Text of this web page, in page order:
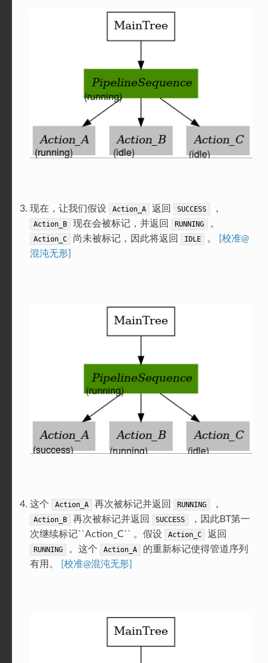
现在，让我们假设 Action_A 返回 SUCCESS ，
Action_B 现在会被标记，并返回 RUNNING 。
Action_C 尚未被标记，因此将返回 IDLE 。
[校准@
混沌无形]
这个 Action_A 再次被标记并返回 RUNNING ，
Action_B 再次被标记并返回 SUCCESS
，因此BT第一
次继续标记``Action_C`` 。假设
Action_C 返回
RUNNING 。这个 Action_A
的重新标记使得管道序列
有用。
[校准@混沌无形]